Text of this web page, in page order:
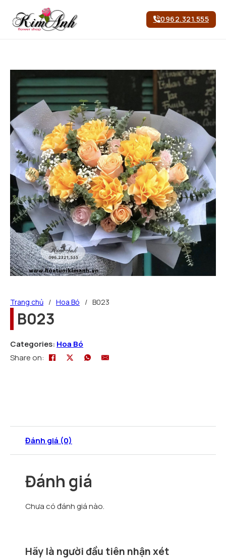
0962.321.555
Trang chủ / Hoa Bó / B023
B023
Categories: Hoa Bó
Share on:
Đánh giá (0)
Đánh giá
Chưa có đánh giá nào.
Hãy là người đầu tiên nhận xét